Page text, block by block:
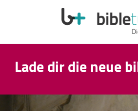
Lade dir die neue